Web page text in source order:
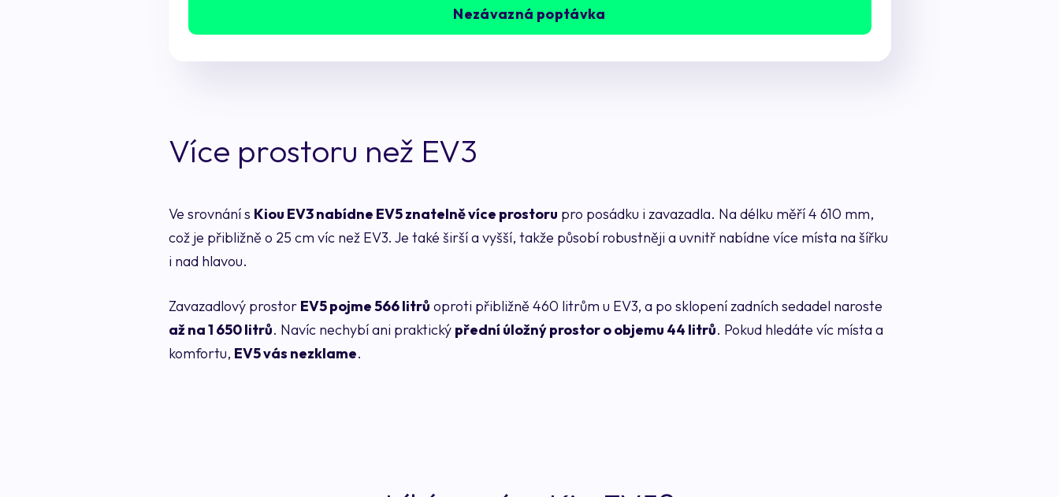
Nezávazná poptávka
Více prostoru než EV3
Ve srovnání s Kiou EV3 nabídne EV5 znatelně více prostoru pro posádku i zavazadla. Na délku měří 4 610 mm,
což je přibližně o 25 cm víc než EV3. Je také širší a vyšší, takže působí robustněji a uvnitř nabídne více místa na šířku
i nad hlavou.
Zavazadlový prostor EV5 pojme 566 litrů oproti přibližně 460 litrům u EV3, a po sklopení zadních sedadel naroste
až na 1 650 litrů. Navíc nechybí ani praktický přední úložný prostor o objemu 44 litrů. Pokud hledáte víc místa a
komfortu, EV5 vás nezklame.